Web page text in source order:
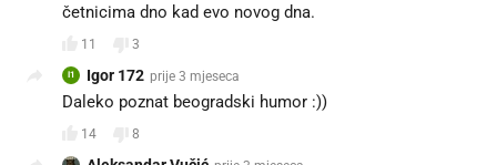
četnicima dno kad evo novog dna.
11 3
I1 Igor 172 prije 3 mjeseca
Daleko poznat beogradski humor :))
14 8